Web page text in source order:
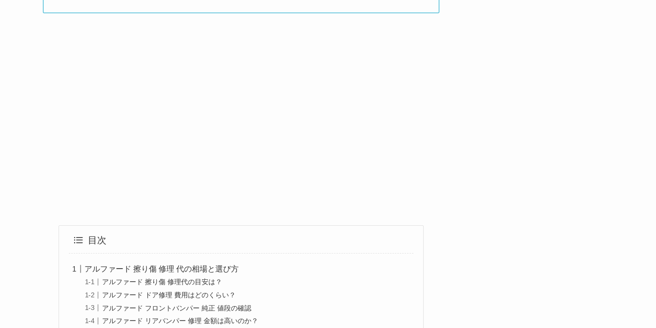
目次
アルファード 擦り傷 修理 代の相場と選び方
アルファード 擦り傷 修理代の目安は？
アルファード ドア修理 費用はどのくらい？
アルファード フロントバンパー 純正 値段の確認
アルファード リアバンパー 修理 金額は高いのか？